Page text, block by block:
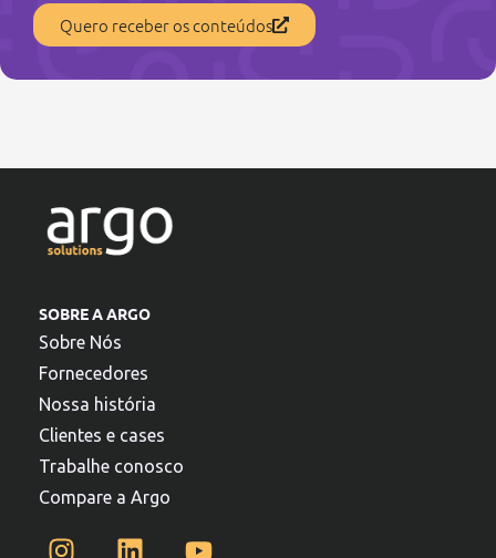
Quero receber os conteúdos
SOBRE A ARGO
Sobre Nós
Fornecedores
Nossa história
Clientes e cases
Trabalhe conosco
Compare a Argo